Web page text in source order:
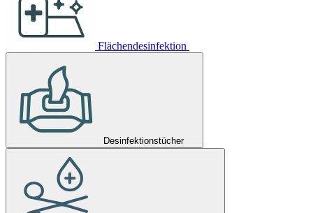
Flächendesinfektion
Desinfektionstücher